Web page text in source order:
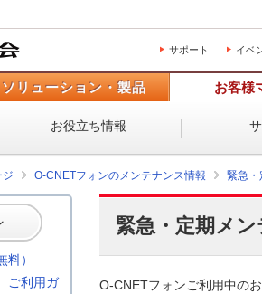
サポート イベ
ソリューション・製品 お客様
お役立ち情報
ジ O-CNETフォンのメンテナンス情報 緊急・
緊急・定期メ
O-CNETフォンご利用中の
）
ご利用ガ